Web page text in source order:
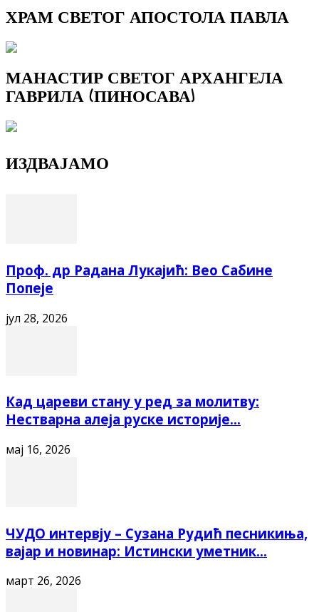
ХРАМ СВЕТОГ АПОСТОЛА ПАВЛА
МАНАСТИР СВЕТОГ АРХАНГЕЛА
ГАВРИЛА (ПИНОСАВА)
ИЗДВАЈАМО
Проф. др Радана Лукајић: Вео Сабине
Попеје
јул 28, 2026
Кад цареви стану у ред за молитву:
Нестварна алеја руске историје...
мај 16, 2026
ЧУДО интервју – Сузана Рудић песникиња,
вајар и новинар: Истински уметник...
март 26, 2026